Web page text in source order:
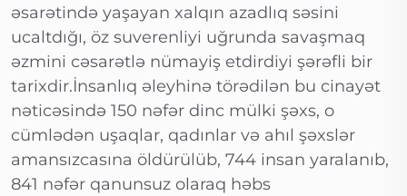
əsarətində yaşayan xalqın azadlıq səsini
ucaltdığı, öz suverenliyi uğrunda savaşmaq
əzmini cəsarətlə nümayiş etdirdiyi şərəfli bir
tarixdir.İnsanlıq əleyhinə törədilən bu cinayət
nəticəsində 150 nəfər dinc mülki şəxs, o
cümlədən uşaqlar, qadınlar və ahıl şəxslər
amansızcasına öldürülüb, 744 insan yaralanıb,
841 nəfər qanunsuz olaraq həbs